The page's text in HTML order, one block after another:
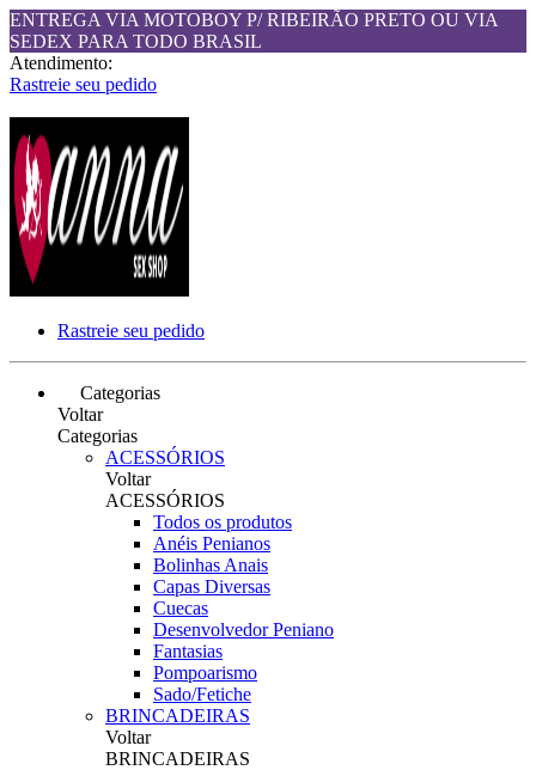
ENTREGA VIA MOTOBOY P/ RIBEIRÃO PRETO OU VIA
SEDEX PARA TODO BRASIL
Atendimento:
Rastreie seu pedido
Rastreie seu pedido
Categorias
Voltar
Categorias
ACESSÓRIOS
Voltar
ACESSÓRIOS
Todos os produtos
Anéis Penianos
Bolinhas Anais
Capas Diversas
Cuecas
Desenvolvedor Peniano
Fantasias
Pompoarismo
Sado/Fetiche
BRINCADEIRAS
Voltar
BRINCADEIRAS